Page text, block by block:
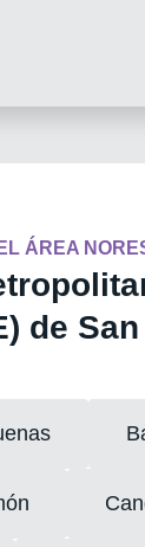
ÁREA
de